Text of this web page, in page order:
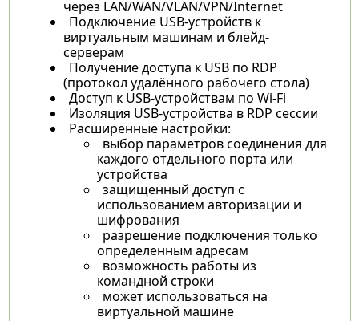
через LAN/WAN/VLAN/VPN/Internet
Подключение USB-устройств к
виртуальным машинам и блейд-
серверам
Получение доступа к USB по RDP
(протокол удалённого рабочего стола)
Доступ к USB-устройствам по Wi-Fi
Изоляция USB-устройства в RDP сессии
Расширенные настройки:
выбор параметров соединения для
каждого отдельного порта или
устройства
защищенный доступ с
использованием авторизации и
шифрования
разрешение подключения только
определенным адресам
возможность работы из
командной строки
может использоваться на
виртуальной машине